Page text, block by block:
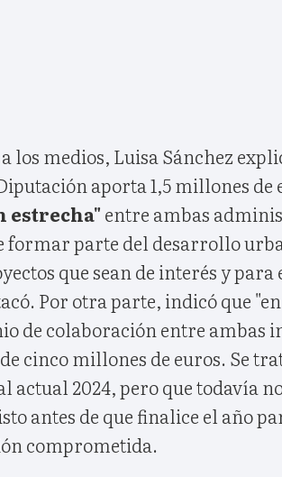
los medios, Luisa Sánchez
aporta 1,5 millones de
estrecha" entre ambas
formar parte del desarrollo
que sean de interés y para
Por otra parte, indicó que
de colaboración entre ambas
cinco millones de euros. Se
actual 2024, pero que todavía
antes de que finalice el año
comprometida.